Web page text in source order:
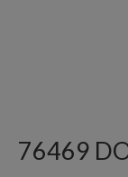
76469